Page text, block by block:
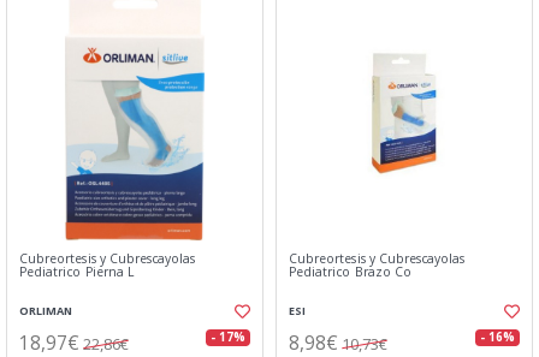
Cubreortesis y Cubrescayolas
Pediatrico Pierna L
ORLIMAN
18,97€ 22,86€ - 17%
Cubreortesis y Cubrescayolas
Pediatrico Brazo Co
ESI
8,98€ 10,73€ - 16%